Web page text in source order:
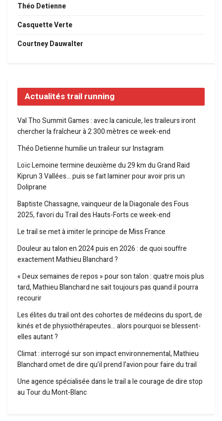
Théo Detienne
Casquette Verte
Courtney Dauwalter
Actualités trail running
Val Tho Summit Games : avec la canicule, les traileurs iront
chercher la fraîcheur à 2 300 mètres ce week-end
Théo Detienne humilie un traileur sur Instagram
Loïc Lemoine termine deuxième du 29 km du Grand Raid
Kiprun 3 Vallées… puis se fait laminer pour avoir pris un
Doliprane
Baptiste Chassagne, vainqueur de la Diagonale des Fous
2025, favori du Trail des Hauts-Forts ce week-end
Le trail se met à imiter le principe de Miss France
Douleur au talon en 2024 puis en 2026 : de quoi souffre
exactement Mathieu Blanchard ?
« Deux semaines de repos » pour son talon : quatre mois plus
tard, Mathieu Blanchard ne sait toujours pas quand il pourra
recourir
Les élites du trail ont des cohortes de médecins du sport, de
kinés et de physiothérapeutes… alors pourquoi se blessent-
elles autant ?
Climat : interrogé sur son impact environnemental, Mathieu
Blanchard omet de dire qu’il prend l’avion pour faire du trail
Une agence spécialisée dans le trail a le courage de dire stop
au Tour du Mont-Blanc